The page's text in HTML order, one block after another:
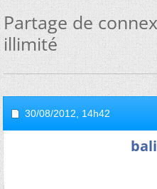
Partage de
illimité
30/08/2012, 14h42